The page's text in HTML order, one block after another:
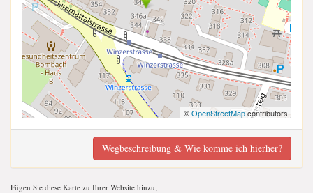
©OpenStreetMapcontributors
Wegbeschreibung & Wie komme ich hierher?
Fügen Sie diese Karte zu Ihrer Website hinzu;